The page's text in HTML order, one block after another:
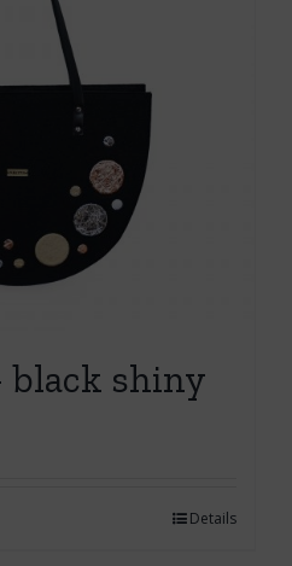
black shiny
Details